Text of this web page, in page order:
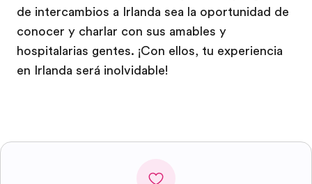
de intercambios a Irlanda sea la oportunidad de
conocer y charlar con sus amables y
hospitalarias gentes. ¡Con ellos, tu experiencia
en Irlanda será inolvidable!